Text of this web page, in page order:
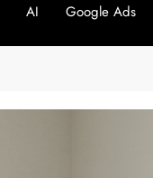
AI Google Ads